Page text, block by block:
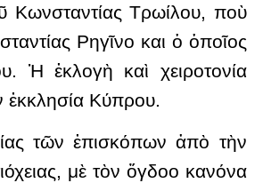
Κωνσταντίας Τρωίλου, ποὺ
Ρηγῖνο και ὁ ὁποῖος
Ἡ ἐκλογὴ καὶ χειροτονία
ἐκκλησία Κύπρου.
τῶν ἐπισκόπων ἀπὸ τὴν
μὲ τὸν ὄγδοο κανόνα